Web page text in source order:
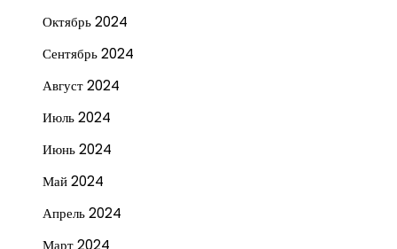
Октябрь 2024
Сентябрь 2024
Август 2024
Июль 2024
Июнь 2024
Май 2024
Апрель 2024
Март 2024